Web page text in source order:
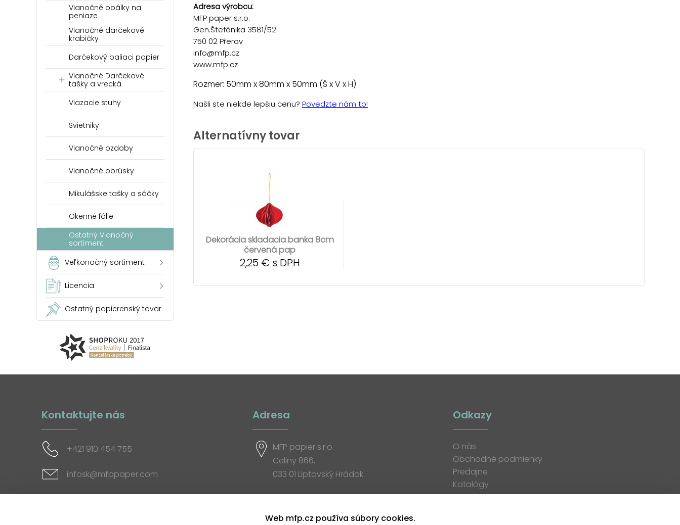
Vianočné obálky na
peniaze
Vianočné darčekové
krabičky
Darčekový baliaci papier
Vianočné Darčekové
tašky a vrecká
Viazacie stuhy
Svietniky
Vianočné ozdoby
Vianočné obrúsky
Mikulášske tašky a sáčky
Okenné fólie
Ostatný Vianočný
sortiment
Veľkonočný sortiment
Licencia
Ostatný papierenský tovar
Adresa výrobcu:
MFP paper s.r.o.
Gen.Štefánika 3581/52
750 02 Přerov
info@mfp.cz
www.mfp.cz
Rozmer: 50mm x 80mm x 50mm (Š x V x H)
Našli ste niekde lepšiu cenu? Povedzte nám to!
Alternatívny tovar
Dekorácia skladacia banka 8cm
červená pap
2,25 € s DPH
Kontaktujte nás
+421 910 454 755
infosk@mfppaper.com
Sociálne siete
Adresa
MFP papier s.r.o.
Celiny 866,
033 01 Liptovský Hrádok
Otváracia doba
Odkazy
O nás
Obchodné podmienky
Predajne
Katalógy
K stiahnutiu
Web mfp.cz používa súbory cookies.